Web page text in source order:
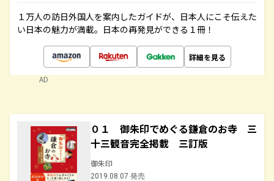
１万人の訪日外国人を案内したガイドが、日本人にこそ伝えた
い日本の魅力が満載。日本の再発見ができる１冊！
詳細を見る
AD
０１ 御朱印でめぐる鎌倉のお寺 三
十三観音完全掲載 三訂版
御朱印
2019.08.07 発売